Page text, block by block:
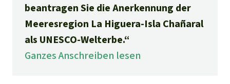
Staudämme
Straßen
beantragen Sie die Anerkennung der
Meeresregion La Higuera-Isla Chañaral
als UNESCO-Welterbe.“
Ganzes Anschreiben lesen